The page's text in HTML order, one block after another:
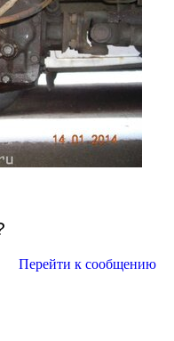
Перейти к сообщению